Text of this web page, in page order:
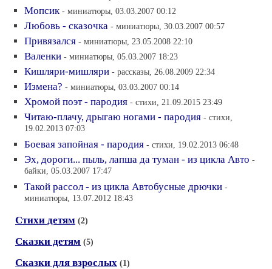
Мопсик - миниатюры, 03.03.2007 00:12
Любовь - сказочка - миниатюры, 30.03.2007 00:57
Привязался - миниатюры, 23.05.2008 22:10
Валенки - миниатюры, 05.03.2007 18:23
Кишляри-мишляри - рассказы, 26.08.2009 22:34
Измена? - миниатюры, 03.03.2007 00:14
Хромой поэт - пародия - стихи, 21.09.2015 23:49
Читаю-плачу, дрыгаю ногами - пародия - стихи,
19.02.2013 07:03
Боевая запойная - пародия - стихи, 19.02.2013 06:48
Эх, дороги... пыль, лапша да туман - из цикла Авто -
байки, 05.03.2007 17:47
Такой рассол - из цикла Автобусные дрючки -
миниатюры, 13.07.2012 18:43
Стихи детям (2)
Сказки детям (5)
Сказки для взрослых (1)